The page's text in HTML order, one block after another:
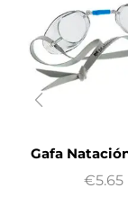
Gafa
€5.65